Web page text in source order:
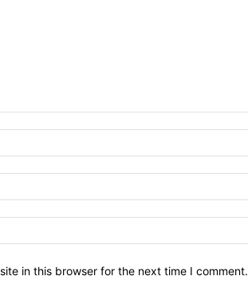
in this browser for the next time I comment.